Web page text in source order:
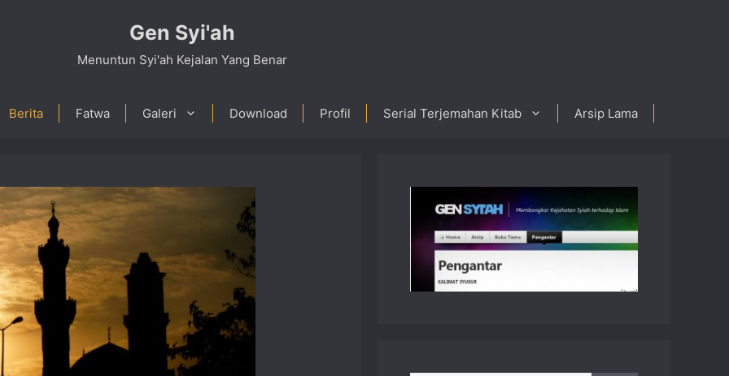
Gen Syi'ah
Menuntun Syi'ah Kejalan Yang Benar
Berita Fatwa Galeri Download Profil Serial Terjemahan Kitab Arsip Lama